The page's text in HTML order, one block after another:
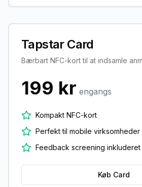
Tapstar Card
Bærbart NFC-kort til at indsamle
199 kr engangs
Kompakt NFC-kort
Perfekt til mobile virksomheder
Feedback screening inkluderet
Køb Card